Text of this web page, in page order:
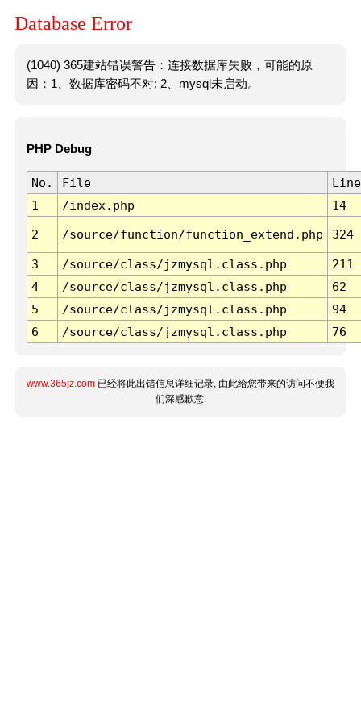
Database Error
(1040) 365建站错误警告：连接数据库失败，可能的原
因：1、数据库密码不对; 2、mysql未启动。
PHP Debug
No. File
Line
1
/index.php 14
2 /source/function/function_extend.php 324
3 /source/class/jzmysql.class.php
211
4
/source/class/jzmysql.class.php
62
5
/source/class/jzmysql.class.php
94
6
/source/class/jzmysql.class.php 76
www.365jz.com 已经将此出错信息详细记录, 由此给您带来的访问不便我
们深感歉意.